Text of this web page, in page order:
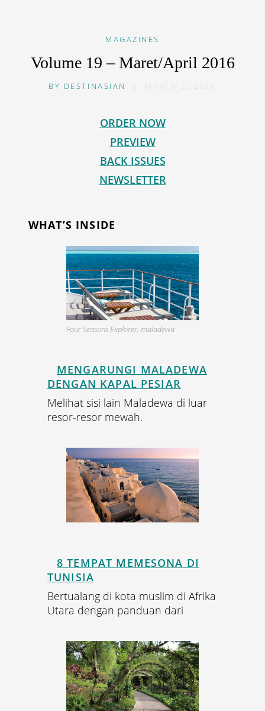
MAGAZINES
Volume 19 – Maret/April 2016
BY DESTINASIAN MARCH 2, 2016
ORDER NOW
PREVIEW
BACK ISSUES
NEWSLETTER
WHAT’S INSIDE
Four Seasons Explorer, maladewa
MENGARUNGI MALADEWA
DENGAN KAPAL PESIAR
Melihat sisi lain Maladewa di luar
resor-resor mewah.
8 TEMPAT MEMESONA DI
TUNISIA
Bertualang di kota muslim di Afrika
Utara dengan panduan dari